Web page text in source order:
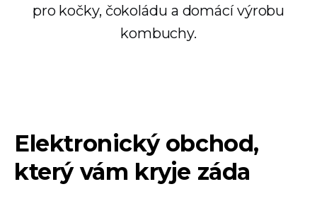
pro kočky, čokoládu a domácí výrobu
kombuchy.
Elektronický obchod,
který vám kryje záda